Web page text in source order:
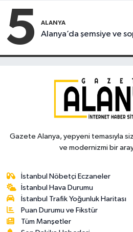
5 ALANYA
Alanya’da şemsiye ve
Gazete Alanya, yepyeni temasıyla
ve modernizmi bir
İstanbul Nöbetçi Eczaneler
İstanbul Hava Durumu
İstanbul Trafik Yoğunluk Haritası
Puan Durumu ve Fikstür
Tüm Manşetler